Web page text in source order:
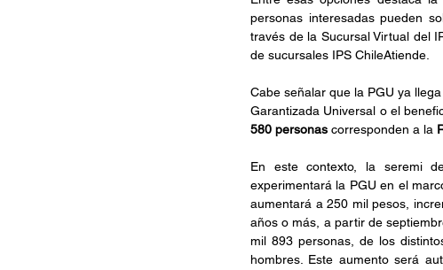
personas interesadas pueden
través de la Sucursal Virtual del
de sucursales IPS ChileAtiende.
Cabe señalar que la PGU ya
Garantizada Universal o el
580 personas corresponden a la
En este contexto, la seremi
experimentará la PGU en el
aumentará a 250 mil pesos,
años o más, a partir de
mil 893 personas, de los
hombres. Este aumento será